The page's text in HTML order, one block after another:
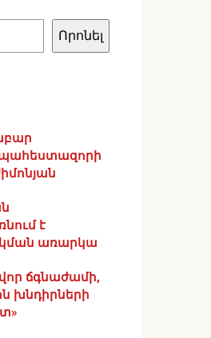
Որոնել
պահեստազորի
է
առարկա
ճգնաժամի,
խնդիրների